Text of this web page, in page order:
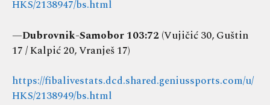
HKS/2138947/bs.html
—Dubrovnik-Samobor 103:72 (Vujičić 30, Guštin
17 / Kalpić 20, Vranješ 17)
https://fibalivestats.dcd.shared.geniussports.com/u/
HKS/2138949/bs.html